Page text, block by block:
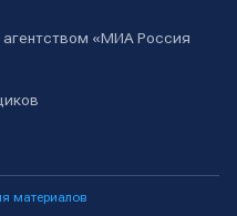
«МИА Россия
материалов